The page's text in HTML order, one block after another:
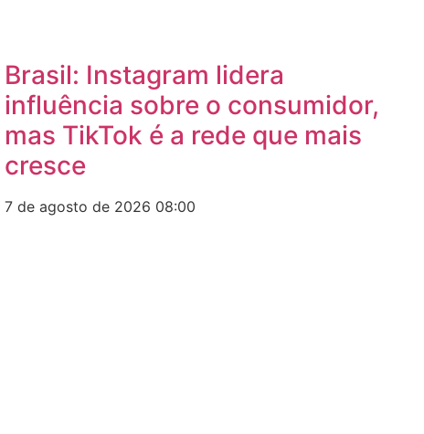
Brasil: Instagram lidera
influência sobre o consumidor,
mas TikTok é a rede que mais
cresce
7 de agosto de 2026 08:00